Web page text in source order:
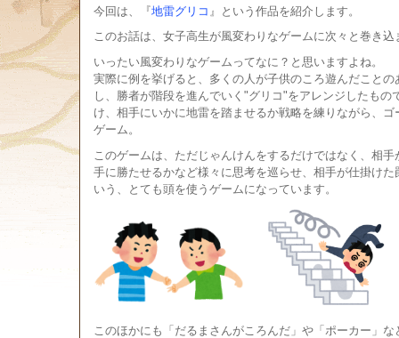
今回は、『地雷グリコ 』という作品を紹介します。
このお話は、女子高生が風変わりなゲームに次々と巻き
いったい風変わりなゲームってなに？と思いますよね。
実際に例を挙げると、多くの人が子供のころ遊んだこと
し、勝者が階段を進んでいく"グリコ"をアレンジしたもの
け、相手にいかに地雷を踏ませるか戦略を練りながら、
ゲーム。
このゲームは、ただじゃんけんをするだけではなく、相
手に勝たせるかなど様々に思考を巡らせ、相手が仕掛け
いう、とても頭を使うゲームになっています。
このほかにも「だるまさんがころんだ」や「ポーカー」